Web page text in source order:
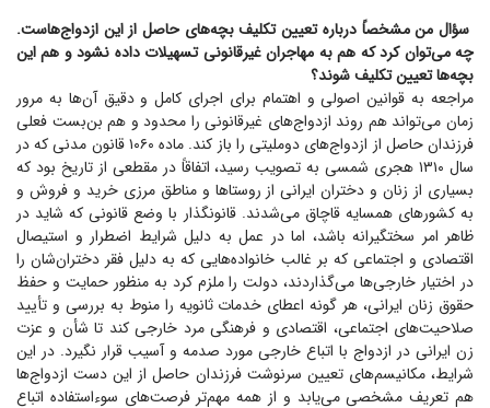
سؤال من مشخصاً درباره تعیین تکلیف بچه‌های حاصل از این ازدواج‌هاست.
چه می‌توان کرد که هم به مهاجران غیرقانونی تسهیلات داده نشود و هم این
بچه‌ها تعیین تکلیف شوند؟
مراجعه به قوانین اصولی و اهتمام برای اجرای کامل و دقیق آن‌ها به مرور
زمان می‌تواند هم روند ازدواج‌های غیرقانونی را محدود و هم بن‌بست فعلی
فرزندان حاصل از ازدواج‌های دوملیتی را باز کند. ماده ۱۰۶۰ قانون مدنی که در
سال ۱۳۱۰ هجری شمسی به تصویب رسید، اتفاقاً در مقطعی از تاریخ بود که
بسیاری از زنان و دختران ایرانی از روستا‌ها و مناطق مرزی خرید و فروش و
به کشور‌های همسایه قاچاق می‌شدند. قانونگذار با وضع قانونی که شاید در
ظاهر امر سختگیرانه باشد، اما در عمل به دلیل شرایط اضطرار و استیصال
اقتصادی و اجتماعی که بر غالب خانواده‌هایی که به دلیل فقر دختران‌شان را
در اختیار خارجی‌ها می‌گذاردند، دولت را ملزم کرد به منظور حمایت و حفظ
حقوق زنان ایرانی، هر گونه اعطای خدمات ثانویه را منوط به بررسی و تأیید
صلاحیت‌های اجتماعی، اقتصادی و فرهنگی مرد خارجی کند تا شأن و عزت
زن ایرانی در ازدواج با اتباع خارجی مورد صدمه و آسیب قرار نگیرد. در این
شرایط، مکانیسم‌های تعیین سرنوشت فرزندان حاصل از این دست ازدواج‌ها
هم تعریف مشخصی می‌یابد و از همه مهم‌تر فرصت‌های سوءاستفاده اتباع